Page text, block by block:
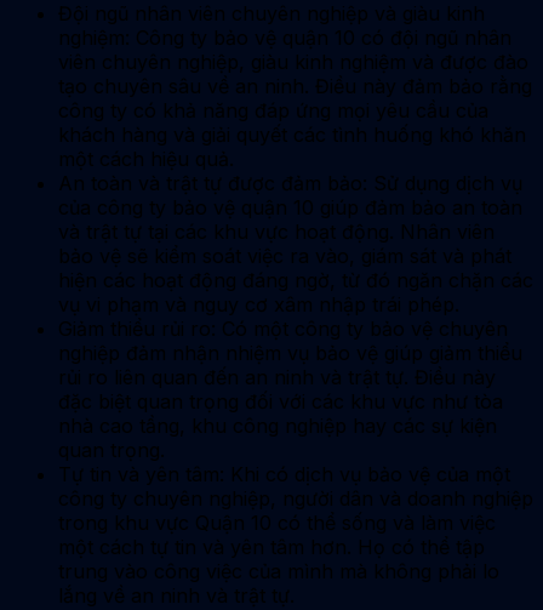
Đội ngũ nhân viên chuyên nghiệp và giàu kinh
nghiệm: Công ty bảo vệ quận 10 có đội ngũ nhân
viên chuyên nghiệp, giàu kinh nghiệm và được đào
tạo chuyên sâu về an ninh. Điều này đảm bảo rằng
công ty có khả năng đáp ứng mọi yêu cầu của
khách hàng và giải quyết các tình huống khó khăn
một cách hiệu quả.
An toàn và trật tự được đảm bảo: Sử dụng dịch vụ
của công ty bảo vệ quận 10 giúp đảm bảo an toàn
và trật tự tại các khu vực hoạt động. Nhân viên
bảo vệ sẽ kiểm soát việc ra vào, giám sát và phát
hiện các hoạt động đáng ngờ, từ đó ngăn chặn các
vụ vi phạm và nguy cơ xâm nhập trái phép.
Giảm thiểu rủi ro: Có một công ty bảo vệ chuyên
nghiệp đảm nhận nhiệm vụ bảo vệ giúp giảm thiểu
rủi ro liên quan đến an ninh và trật tự. Điều này
đặc biệt quan trọng đối với các khu vực như tòa
nhà cao tầng, khu công nghiệp hay các sự kiện
quan trọng.
Tự tin và yên tâm: Khi có dịch vụ bảo vệ của một
công ty chuyên nghiệp, người dân và doanh nghiệp
trong khu vực Quận 10 có thể sống và làm việc
một cách tự tin và yên tâm hơn. Họ có thể tập
trung vào công việc của mình mà không phải lo
lắng về an ninh và trật tự.